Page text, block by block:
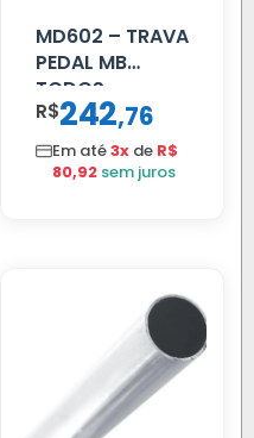
MD602 – TRAVA
PEDAL MB
TODOS
R$242,76
Em até3x de R$
80,92 sem juros